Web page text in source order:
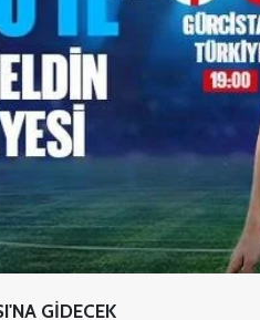
GİDECEK